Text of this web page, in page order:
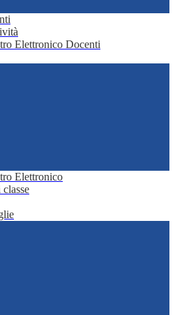
Elettronico Docenti
Elettronico